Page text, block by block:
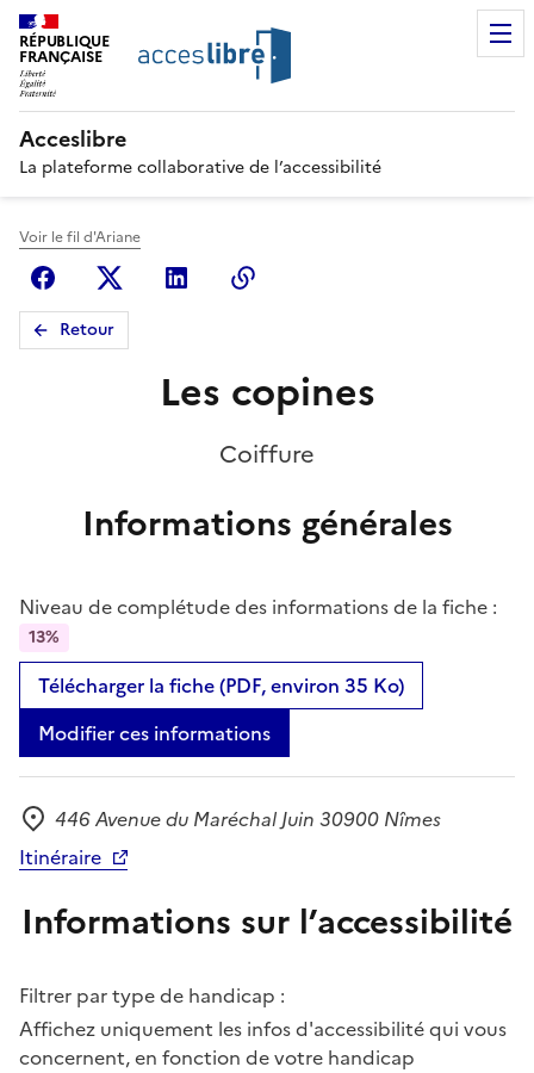
RÉPUBLIQUE
FRANÇAISE
Acceslibre
La plateforme collaborative de l’accessibilité
Voir le fil d'Ariane
FacebookX (anciennement Twitter)
Linkedin
Retour
Les copines
Coiffure
Informations générales
Niveau de complétude des informations de la fiche :
13%
Télécharger la fiche (PDF, environ 35 Ko)
Modifier ces informations
Adresse
446 Avenue du Maréchal Juin 30900 Nîmes
Itinéraire
Informations sur l’accessibilité
Filtrer par type de handicap :
Affichez uniquement les infos d'accessibilité qui vous
concernent, en fonction de votre handicap